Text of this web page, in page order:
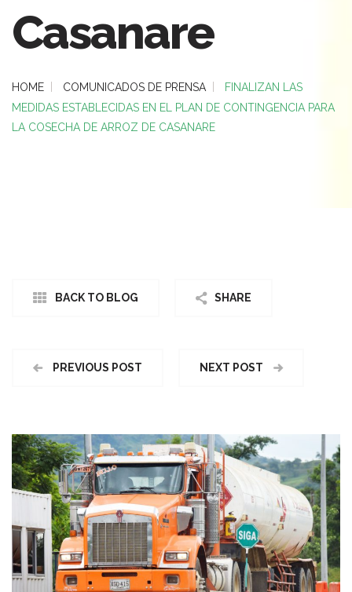
Casanare
HOME COMUNICADOS DE PRENSA
FINALIZAN LAS
MEDIDAS ESTABLECIDAS EN EL PLAN DE CONTINGENCIA PARA
LA COSECHA DE ARROZ DE CASANARE
BACK TO BLOG SHARE
PREVIOUS POST NEXT POST